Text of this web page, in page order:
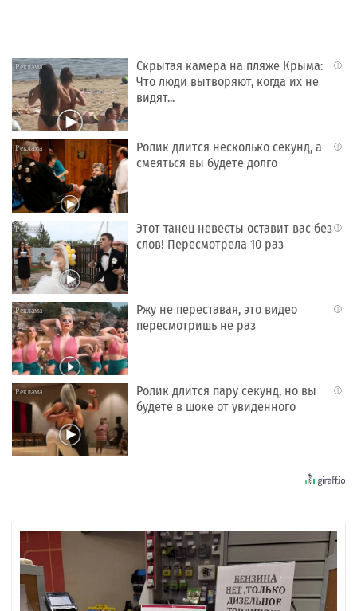
i
Скрытая камера на пляже Крыма:
Что люди вытворяют, когда их не
видят...
i
Ролик длится несколько секунд, а
смеяться вы будете долго
i
Этот танец невесты оставит вас без
слов! Пересмотрела 10 раз
i
Ржу не переставая, это видео
пересмотришь не раз
i
Ролик длится пару секунд, но вы
будете в шоке от увиденного